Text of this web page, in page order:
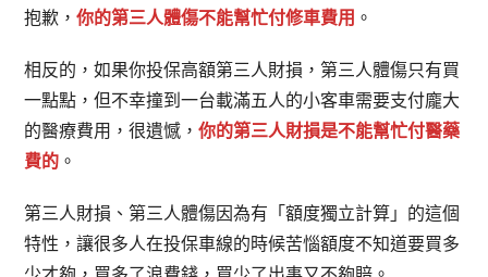
抱歉，你的第三人體傷不能幫忙付修車費用 。
相反的，如果你投保高額第三人財損，第三人體傷只有買
一點點，但不幸撞到一台載滿五人的小客車需要支付龐大
的醫療費用，很遺憾，你的第三人財損是不能幫忙付醫藥
費的 。
第三人財損、第三人體傷因為有「額度獨立計算」的這個
特性，讓很多人在投保車線的時候苦惱額度不知道要買多